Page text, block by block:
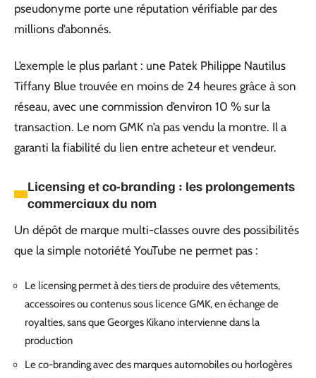
pseudonyme porte une réputation vérifiable par des
millions d’abonnés.
L’exemple le plus parlant : une Patek Philippe Nautilus
Tiffany Blue trouvée en moins de 24 heures grâce à son
réseau, avec une commission d’environ 10 % sur la
transaction. Le nom GMK n’a pas vendu la montre. Il a
garanti la fiabilité du lien entre acheteur et vendeur.
Licensing et co-branding : les prolongements
commerciaux du nom
Un dépôt de marque multi-classes ouvre des possibilités
que la simple notoriété YouTube ne permet pas :
Le licensing permet à des tiers de produire des vêtements,
accessoires ou contenus sous licence GMK, en échange de
royalties, sans que Georges Kikano intervienne dans la
production
Le co-branding avec des marques automobiles ou horlogères